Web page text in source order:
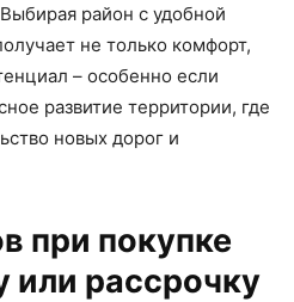
район с удобной
не только комфорт,
– особенно если
развитие территории, где
новых дорог и
при покупке
или рассрочку